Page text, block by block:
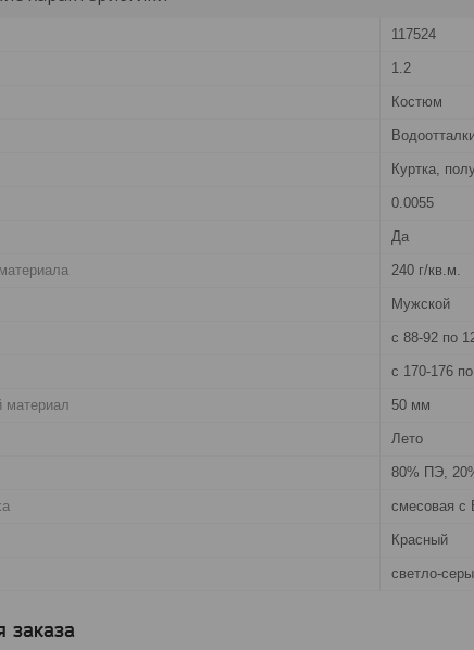
117524
1.2
Костюм
Куртка,
0.0055
Да
240 г/кв.м.
Мужской
с 88-92 по
с 170-176
50 мм
Лето
80% ПЭ,
смесовая с
Красный
светло-
заказа